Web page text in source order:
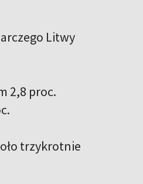
Litwy
2,8 proc.
trzykrotnie